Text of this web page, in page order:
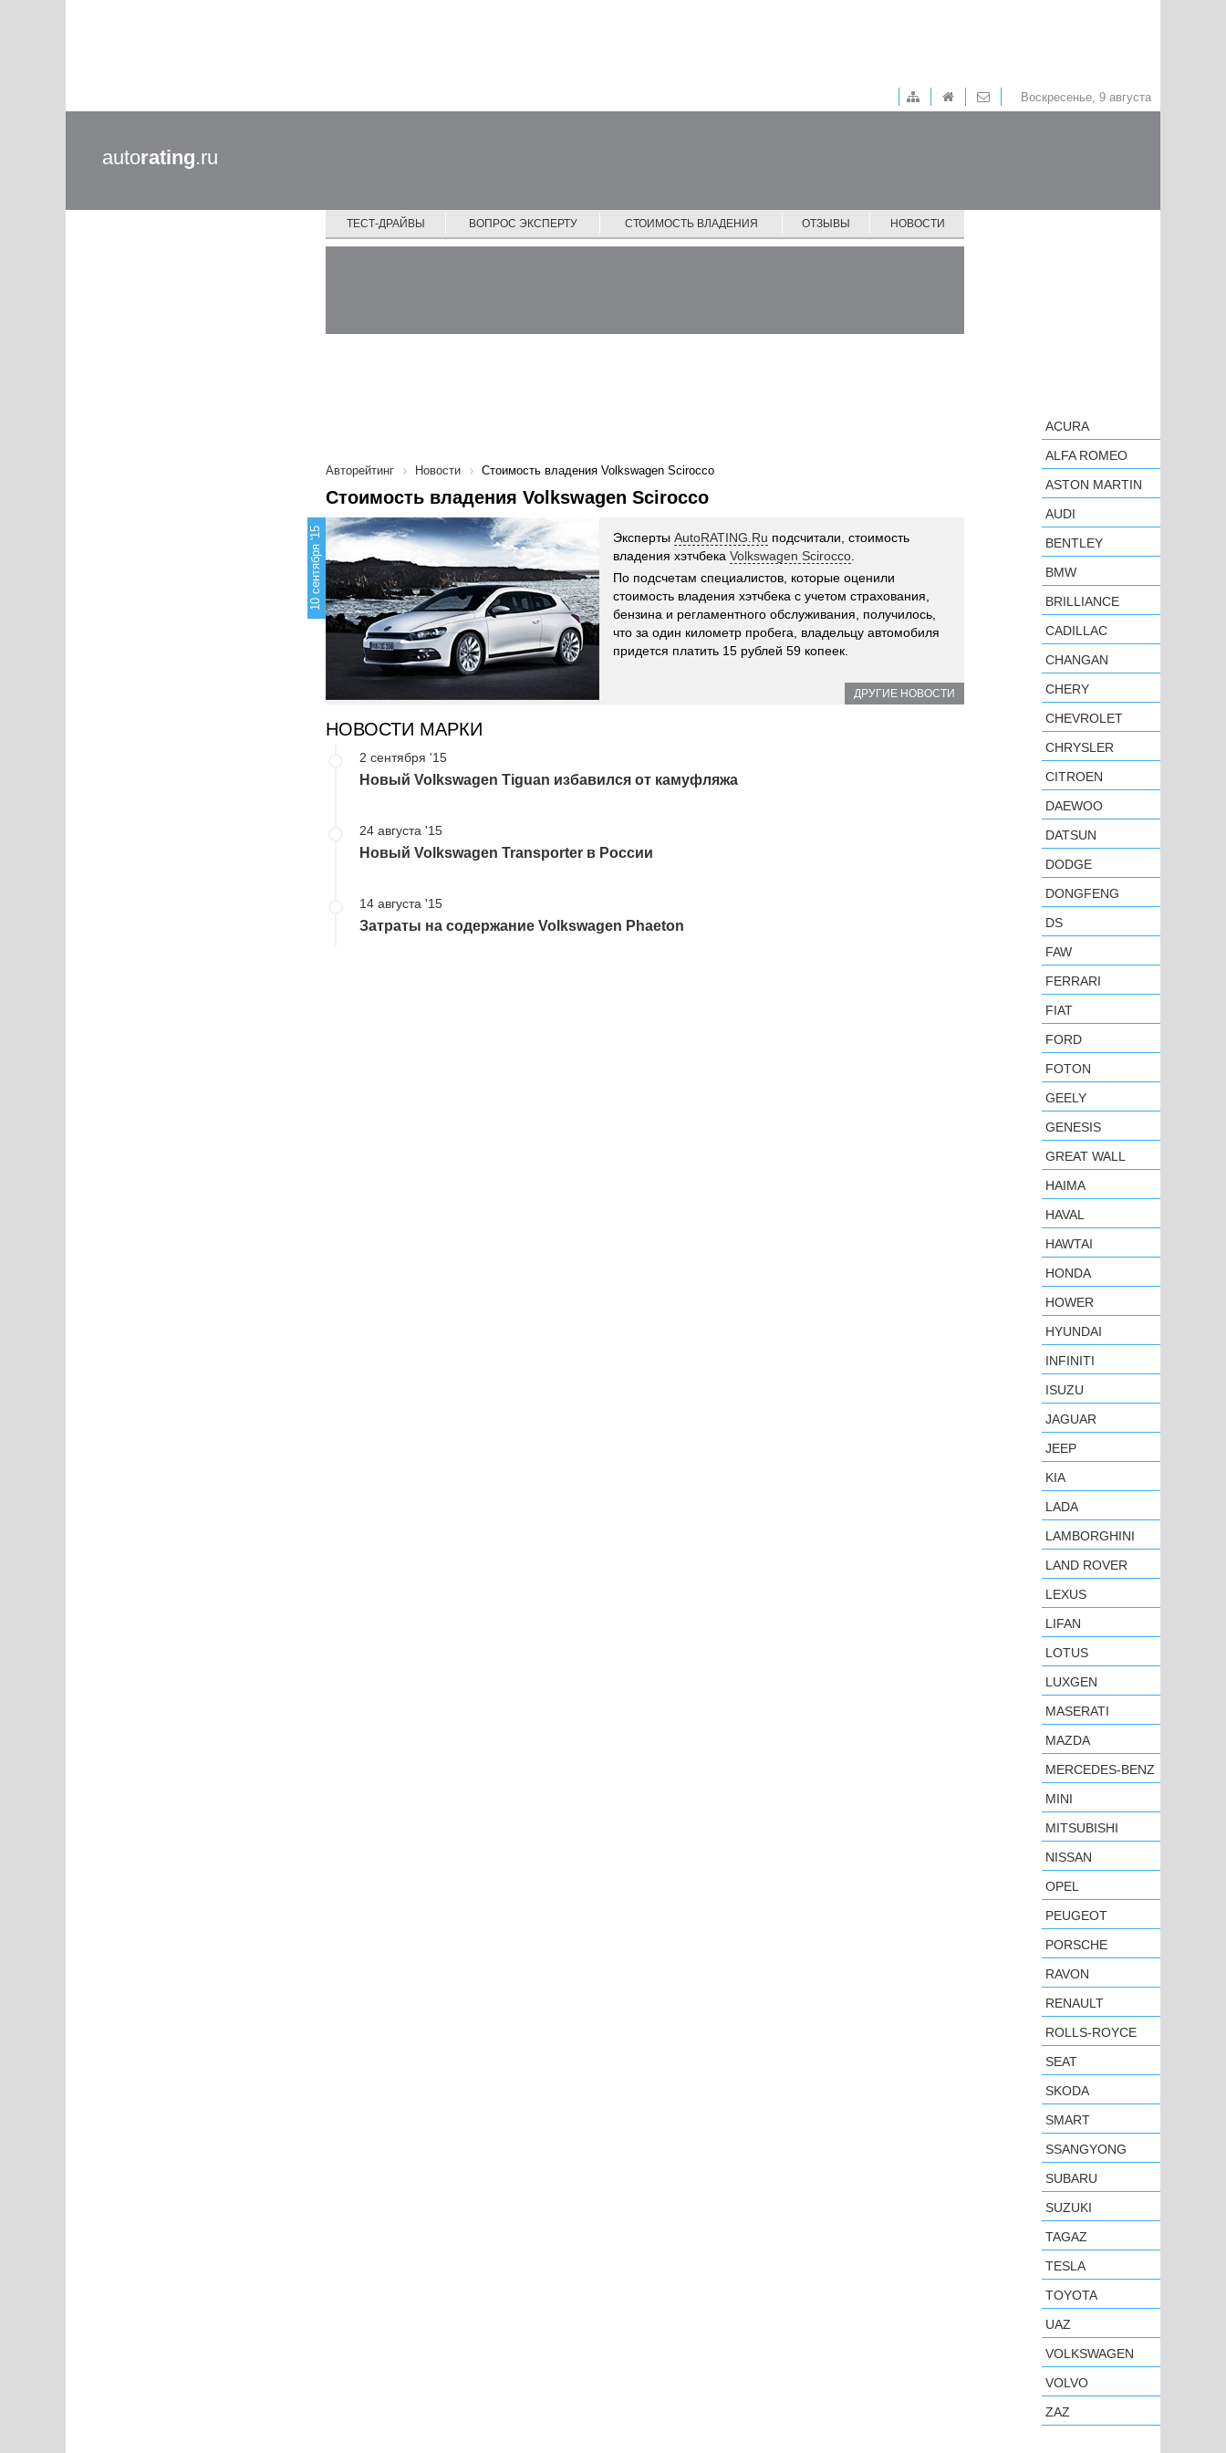
Воскресенье, 9 августа
autorating.ru
ТЕСТ-ДРАЙВЫ ВОПРОС ЭКСПЕРТУ СТОИМОСТЬ ВЛАДЕНИЯ ОТЗЫВЫ НОВОСТИ
Авторейтинг Новости Стоимость владения Volkswagen Scirocco
Стоимость владения Volkswagen Scirocco
10 сентября '15 Эксперты AutoRATING.Ru подсчитали, стоимость
владения хэтчбека Volkswagen Scirocco
По подсчетам специалистов, которые оценили
стоимость владения хэтчбека с учетом страхования,
бензина и регламентного обслуживания, получилось,
что за один километр пробега, владельцу автомобиля
придется платить 15 рублей 59 копеек.
ДРУГИЕ НОВОСТИ
НОВОСТИ МАРКИ
2 сентября '15
Новый Volkswagen Tiguan избавился от камуфляжа
24 августа '15
Новый Volkswagen Transporter в России
14 августа '15
Затраты на содержание Volkswagen Phaeton
ACURA
ALFA ROMEO
ASTON MARTIN
AUDI
BENTLEY
BMW
BRILLIANCE
CADILLAC
CHANGAN
CHERY
CHEVROLET
CHRYSLER
CITROEN
DAEWOO
DATSUN
DODGE
DONGFENG
DS
FAW
FERRARI
FIAT
FORD
FOTON
GEELY
GENESIS
GREAT WALL
HAIMA
HAVAL
HAWTAI
HONDA
HOWER
HYUNDAI
INFINITI
ISUZU
JAGUAR
JEEP
KIA
LADA
LAMBORGHINI
LAND ROVER
LEXUS
LIFAN
LOTUS
LUXGEN
MASERATI
MAZDA
MERCEDES-BENZ
MINI
MITSUBISHI
NISSAN
OPEL
PEUGEOT
PORSCHE
RAVON
RENAULT
ROLLS-ROYCE
SEAT
SKODA
SMART
SSANGYONG
SUBARU
SUZUKI
TAGAZ
TESLA
TOYOTA
UAZ
VOLKSWAGEN
VOLVO
ZAZ